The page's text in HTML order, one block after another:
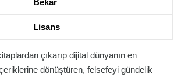
Lisans
çıkarıp dijital dünyanın en
dönüştüren, felsefeyi gündelik